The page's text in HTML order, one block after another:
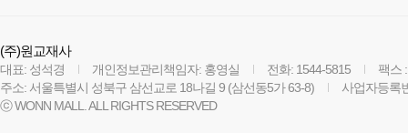
(주)원교재사
대표: 성석경 개인정보관리책임자: 홍영실 전화: 1544-5815
팩스
주소: 서울특별시 성북구 삼선교로 18나길 9 (삼선동5가 63-8)
사업자등록
ⓒ WONN MALL. ALL RIGHTS RESERVED